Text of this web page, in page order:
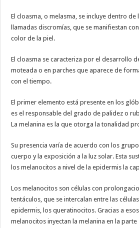
El cloasma, o melasma, se incluye dentro de
llamadas discromías, que se manifiestan
color de la piel.
El cloasma se caracteriza por el desarrollo
moteada o en parches que aparece de
con el tiempo.
El primer elemento está presente en los
es el responsable del grado de palidez o
La melanina es la que otorga la tonalidad
Su presencia varía de acuerdo con los
cuerpo y la exposición a la luz solar. Esta
los melanocitos a nivel de la epidermis la
Los melanocitos son células con
tentáculos, que se intercalan entre las
epidermis, los queratinocitos. Gracias a
melanocitos inyectan la melanina en la